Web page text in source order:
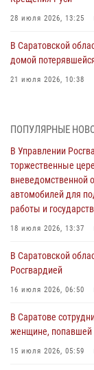
28 июля 2026, 13:25
В Саратовской
домой
21 июля 2026, 10:38
вневедомственной
автомобилей для
работы и
18 июля 2026, 13:37
В Саратовской
Росгвардией
В Саратове
женщине, попавшей
В Саратове
"Каникулы с
ПОПУЛЯРНЫЕ
В Управлении
торжественные
вневедомственной
автомобилей для
работы и
18 июля 2026, 13:37
В Саратовской
Росгвардией
16 июля 2026, 06:50
В Саратове
женщине, попавшей
15 июля 2026, 05:59